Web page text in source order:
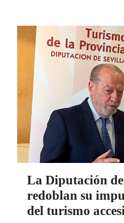
presentación de
al delegado del
Fernández, y al
Guardia Civil,
La Diputación
redoblan su
del turismo